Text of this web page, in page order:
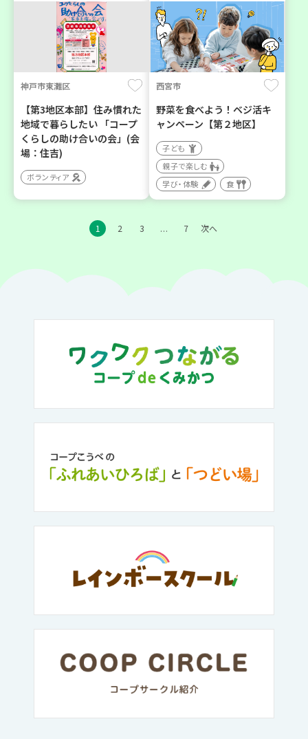
神戸市東灘区
【第3地区本部】住み慣れた
地域で暮らしたい 「コープ
くらしの助け合いの会」(会
場：住吉)
ボランティア
西宮市
野菜を食べよう！ベジ活キ
ャンペーン【第２地区】
子ども
親子で楽しむ
学び・体験
食
1 2 3 … 7 次へ